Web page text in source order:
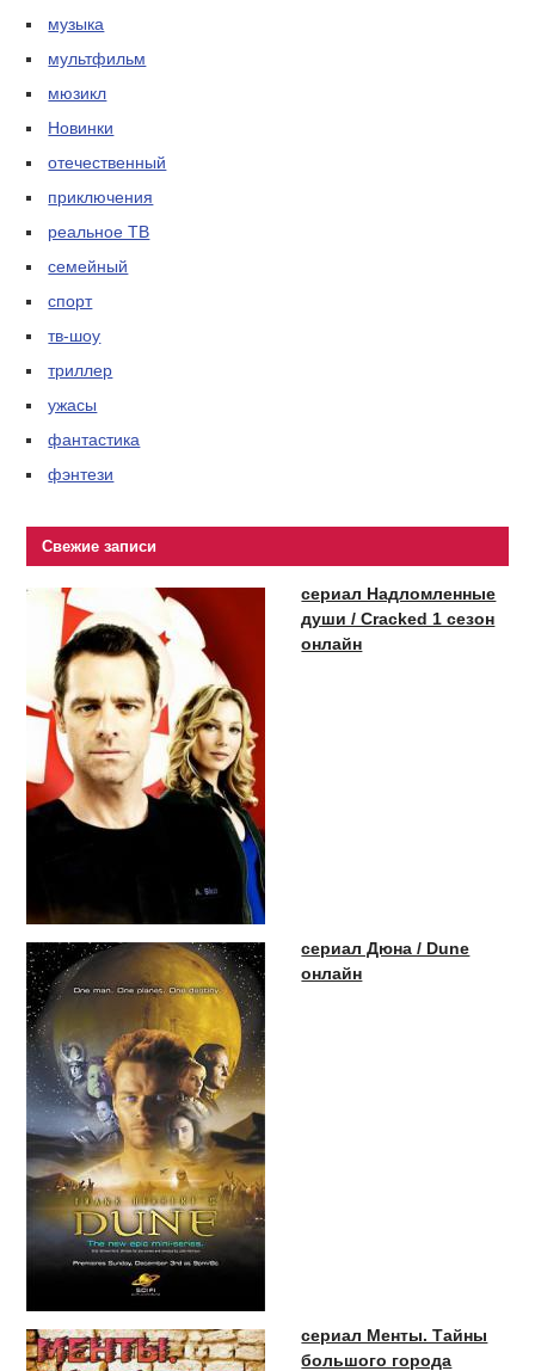
музыка
мультфильм
мюзикл
Новинки
отечественный
приключения
реальное ТВ
семейный
спорт
тв-шоу
триллер
ужасы
фантастика
фэнтези
Свежие записи
сериал Надломленные
души / Cracked 1 сезон
онлайн
сериал Дюна / Dune
онлайн
сериал Менты. Тайны
большого города